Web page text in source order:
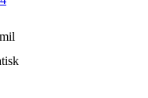
– vi bjuder på